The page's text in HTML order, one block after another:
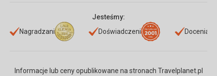
Jesteśmy:
Nagradzani
Doświadczeni Doceniani
Informacje lub ceny opublikowane na stronach Travelplanet.pl